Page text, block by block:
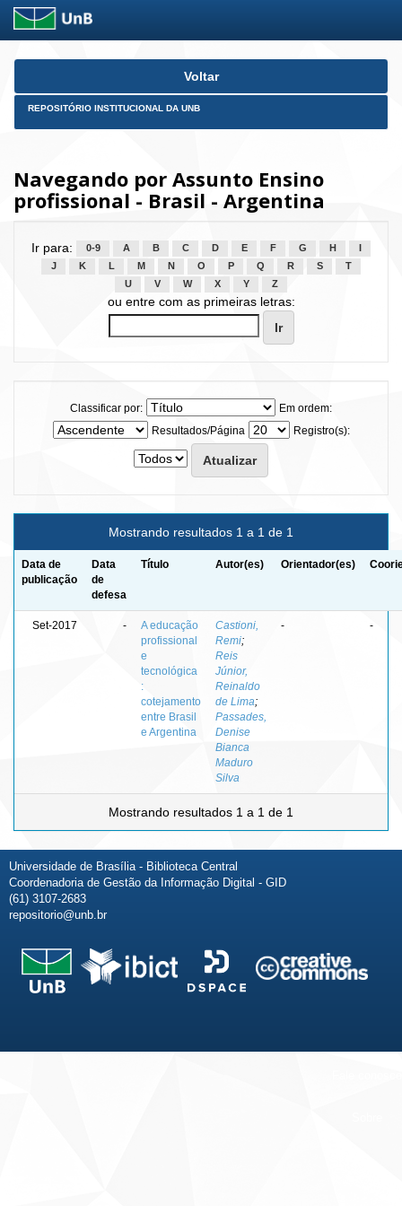
Skip
Voltar
REPOSITÓRIO INSTITUCIONAL DA UNB
Navegando por Assunto Ensino
profissional - Brasil - Argentina
Ir para: 0-9 A B C D E F G H
J
K L M N O P Q R S
T
U
V W X Y Z
ou entre com as primeiras letras:
Classificar por:
Em ordem:
Resultados/Página
Registro(s):
Mostrando resultados 1 a 1 de 1
Data de
publicação
Data
de
defesa
Título Autor(es) Orientador(es)
Set-2017 -
A educação
profissional
e
tecnológica
:
cotejamento
entre Brasil
e Argentina
Castioni,
Remi;
Reis
Júnior,
Reinaldo
de Lima;
Passades,
Denise
Bianca
Maduro
Silva
- -
Mostrando resultados 1 a 1 de 1
Universidade de Brasília - Biblioteca Central
Coordenadoria de Gestão da Informação Digital - GID
(61) 3107-2683
repositorio@unb.br